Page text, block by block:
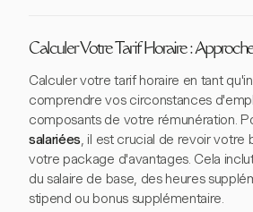
Calculer Votre Tarif Horaire :
Calculer votre tarif horaire en tant
comprendre vos circonstances
composants de votre rémunération.
salariées, il est crucial de revoir votre
votre package d'avantages. Cela
du salaire de base, des heures
stipend ou bonus supplémentaire.